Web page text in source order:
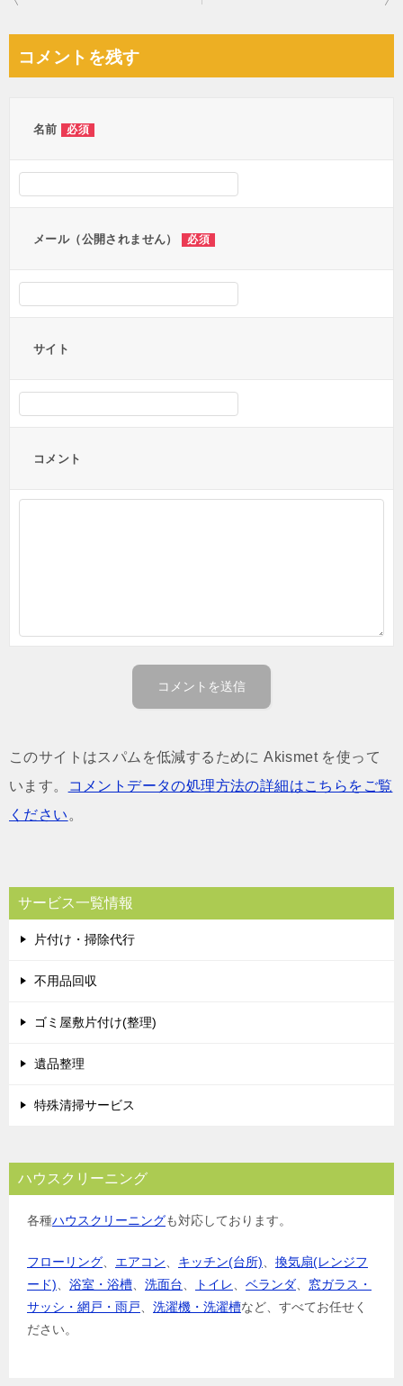
ビ
コメントを残す
名前 必須
メール（公開されません） 必須
サイト
コメント
このサイトはスパムを低減するために Akismet を使って
います。
コメントデータの処理方法の詳細はこちらをご覧
ください 。
サービス一覧情報
片付け・掃除代行
不用品回収
ゴミ屋敷片付け(整理)
遺品整理
特殊清掃サービス
ハウスクリーニング
各種ハウスクリーニングも対応しております。
フローリング エアコン キッチン(台所)
換気扇(レンジフ
ード)
浴室・浴槽 洗面台 トイレ ベランダ
窓ガラス・
サッシ・網戸・雨戸
洗濯機・洗濯槽など、すべてお任せく
ださい。